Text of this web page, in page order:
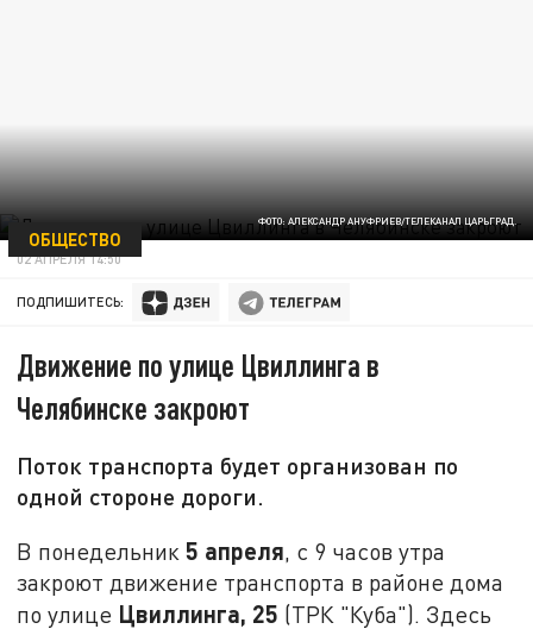
ФОТО: АЛЕКСАНДР АНУФРИЕВ/ТЕЛЕКАНАЛ ЦАРЬГРАД.
ОБЩЕСТВО
02 АПРЕЛЯ 14:50
ПОДПИШИТЕСЬ:
Движение по улице Цвиллинга в
Челябинске закроют
Поток транспорта будет организован по
одной стороне дороги.
В понедельник5 апреля, с 9 часов утра
закроют движение транспорта в районе дома
по улице Цвиллинга, 25 (ТРК "Куба"). Здесь